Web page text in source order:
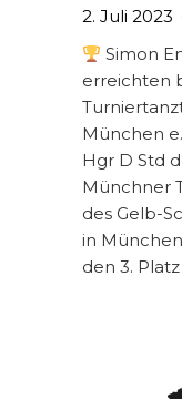
2. Juli 2023
Simon
erreichten
München
Hgr D Std
Münchner
des Gelb-
in
den 3. Platz